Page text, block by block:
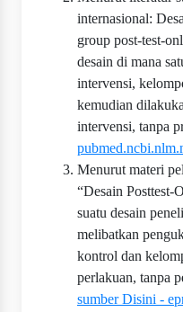
internasional:
group post-test-
desain di mana
intervensi,
kemudian
intervensi, tanpa
Menurut materi
“Desain Posttest-
suatu desain
melibatkan
kontrol dan
perlakuan, tanpa
sumber Disini -